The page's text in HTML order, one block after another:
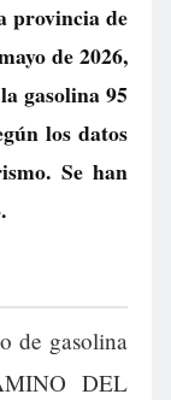
provincia de
de 2026,
gasolina 95
los datos
Se han
de gasolina
DEL